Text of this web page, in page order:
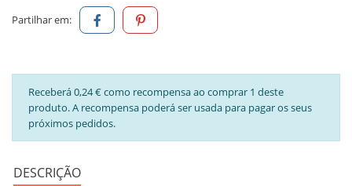
Partilhar em:
Receberá 0,24 € como recompensa ao comprar 1 deste
produto. A recompensa poderá ser usada para pagar os seus
próximos pedidos.
DESCRIÇÃO